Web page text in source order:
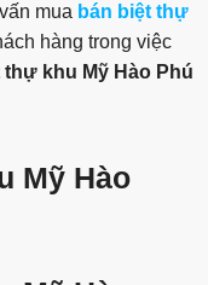
mua bán biệt thự
hàng trong việc
thự khu Mỹ Hào Phú
Mỹ Hào